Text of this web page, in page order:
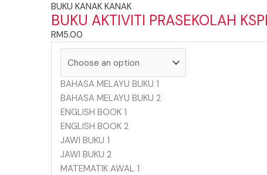
BUKU KANAK KANAK
BUKU AKTIVITI PRASEKOLAH
RM5.00
BAHASA MELAYU BUKU 1
BAHASA MELAYU BUKU 2
ENGLISH BOOK 1
ENGLISH BOOK 2
JAWI BUKU 1
JAWI BUKU 2
MATEMATIK AWAL 1